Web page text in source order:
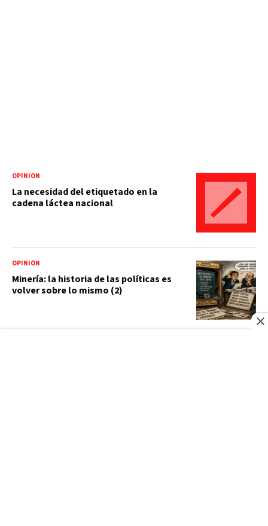
OPINIÓN
La necesidad del etiquetado en la
cadena láctea nacional
OPINIÓN
Minería: la historia de las políticas es
volver sobre lo mismo (2)